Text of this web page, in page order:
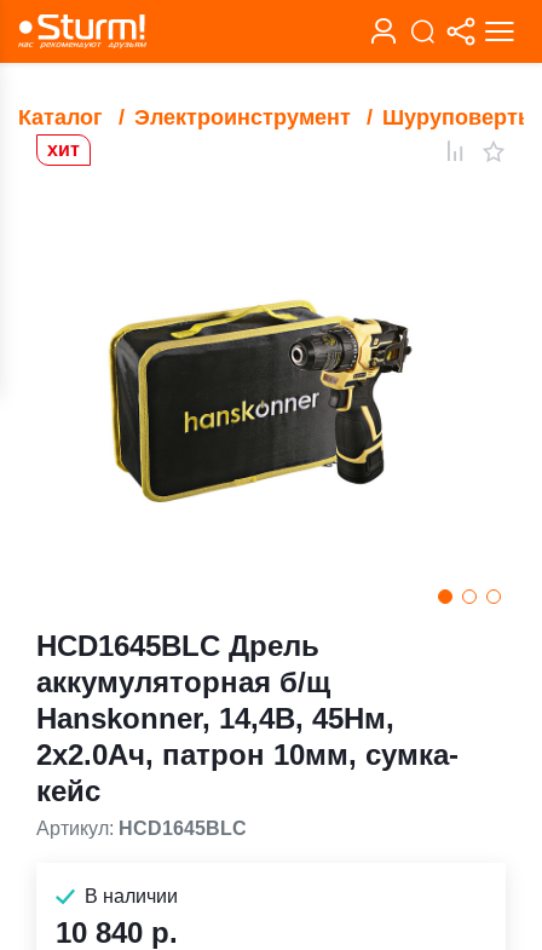
Каталог Электроинструмент Шуруповерты
хит
HCD1645BLC Дрель
аккумуляторная б/щ
Hanskonner, 14,4В, 45Нм,
2х2.0Ач, патрон 10мм, сумка-
кейс
Артикул: HCD1645BLC
В наличии
10 840 р.